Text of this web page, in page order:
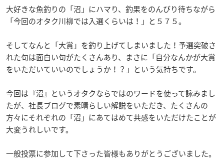
大好きな魚釣りの「沼」にハマり、釣果をのんびり待ちながら
「今回のオタク川柳では入選くらいは！」と５７５。
そしてなんと「大賞」を釣り上げてしまいました！予選突破さ
れた句は面白い句がたくさんあり、まさに「自分なんかが大賞
をいただいていいのでしょうか！？」という気持ちです。
今回は『沼』というオタクならではのワードを使って詠みまし
たが、社長ブログで素晴らしい解説をいただき、たくさんの
方々にそれぞれの「沼」にあてはめて共感をいただけたことが
大変うれしいです。
一般投票に参加して下さった皆様もありがとうございました。